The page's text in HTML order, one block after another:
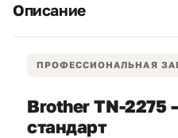
Описание
ПРОФЕССИОНАЛЬНАЯ
Brother TN-2275
стандарт